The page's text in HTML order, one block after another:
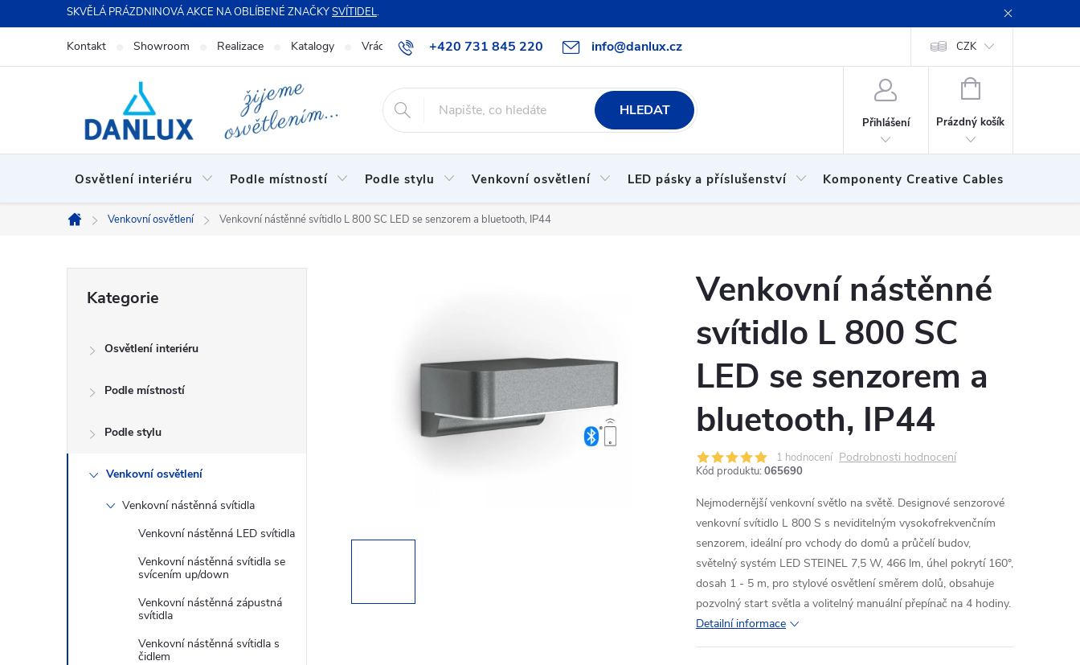
na
SKVĚLÁ PRÁZDNINOVÁ AKCE NA OBLÍBENÉ ZNAČKYSVÍTIDEL.
+420 731 845 220 info@danlux.cz
Kontakt Showroom Realizace Katalogy Vrácení zboží a reklamace O nás B2B spolupráce Hodnocení obchodu Podmínky ochrany
CZK
HLEDAT
Přihlášení
NÁKUPNÍ
Prázdný košík
Osvětlení interiéru Podle místností Podle stylu Venkovní osvětlení LED pásky a příslušenství Komponenty Creative Cables
Domů
Venkovní osvětlení Venkovní nástěnné svítidlo L 800 SC LED se senzorem a bluetooth, IP44
r
kategorie
Kategorie
Osvětlení interiéru
Podle místností
Podle stylu
Venkovní osvětlení
Venkovní nástěnná svítidla
Venkovní nástěnná LED svítidla
Venkovní nástěnná svítidla se
svícením up/down
Venkovní nástěnná zápustná
svítidla
Venkovní nástěnná svítidla s
čidlem
Venkovní nástěnné
svítidlo L 800 SC
LED se senzorem a
bluetooth, IP44
1 hodnocení Podrobnosti hodnocení
Kód produktu: 065690
Nejmodernější venkovní světlo na světě. Designové senzorové
venkovní svítidlo L 800 S s neviditelným vysokofrekvenčním
senzorem, ideální pro vchody do domů a průčelí budov,
světelný systém LED STEINEL 7,5 W, 466 lm, úhel pokrytí 160°,
dosah 1 - 5 m, pro stylové osvětlení směrem dolů, obsahuje
pozvolný start světla a volitelný manuální přepínač na 4 hodiny.
Detailní informace